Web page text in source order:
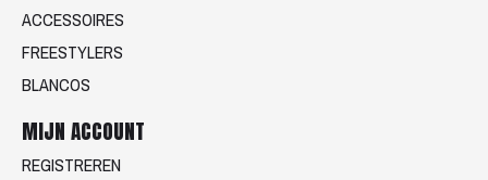
ACCESSOIRES
FREESTYLERS
BLANCOS
MIJN ACCOUNT
REGISTREREN